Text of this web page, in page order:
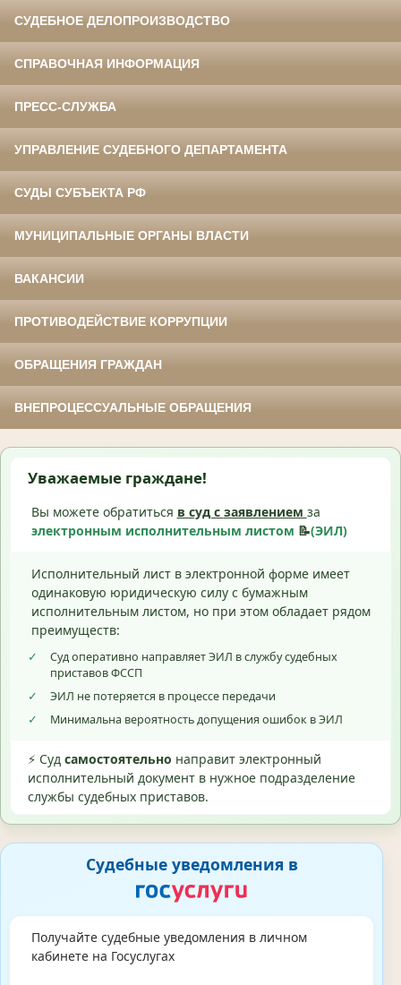
СУДЕБНОЕ ДЕЛОПРОИЗВОДСТВО
СПРАВОЧНАЯ ИНФОРМАЦИЯ
ПРЕСС-СЛУЖБА
УПРАВЛЕНИЕ СУДЕБНОГО ДЕПАРТАМЕНТА
СУДЫ СУБЪЕКТА РФ
МУНИЦИПАЛЬНЫЕ ОРГАНЫ ВЛАСТИ
ВАКАНСИИ
ПРОТИВОДЕЙСТВИЕ КОРРУПЦИИ
ОБРАЩЕНИЯ ГРАЖДАН
ВНЕПРОЦЕССУАЛЬНЫЕ ОБРАЩЕНИЯ
Уважаемые граждане!
Вы можете обратиться в суд с заявлением за
электронным исполнительным листом 📝(ЭИЛ)
Исполнительный лист в электронной форме имеет
одинаковую юридическую силу с бумажным
исполнительным листом, но при этом обладает рядом
преимуществ:
✓
Суд оперативно направляет ЭИЛ в службу судебных
приставов ФССП
✓
ЭИЛ не потеряется в процессе передачи
✓
Минимальна вероятность допущения ошибок в ЭИЛ
⚡ Суд самостоятельно направит электронный
исполнительный документ в нужное подразделение
службы судебных приставов.
Судебные уведомления в
Получайте судебные уведомления в личном
кабинете на Госуслугах